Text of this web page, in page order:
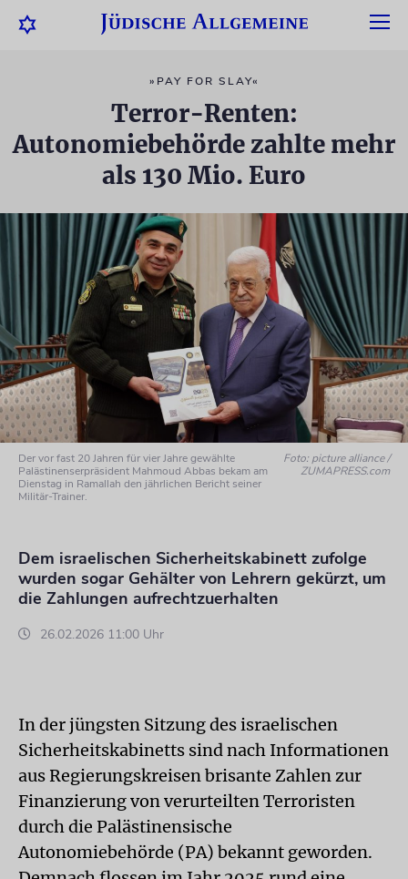
»PAY FOR SLAY«
Terror-Renten:
Autonomiebehörde zahlte mehr
als 130 Mio. Euro
Der vor fast 20 Jahren für vier Jahre gewählte
Palästinenserpräsident Mahmoud Abbas bekam am
Dienstag in Ramallah den jährlichen Bericht seiner
Militär-Trainer.
Foto: picture alliance /
ZUMAPRESS.com
Dem israelischen Sicherheitskabinett zufolge
wurden sogar Gehälter von Lehrern gekürzt, um
die Zahlungen aufrechtzuerhalten
26.02.2026 11:00 Uhr
In der jüngsten Sitzung des israelischen
Sicherheitskabinetts sind nach Informationen
aus Regierungskreisen brisante Zahlen zur
Finanzierung von verurteilten Terroristen
durch die Palästinensische
Autonomiebehörde (PA) bekannt geworden.